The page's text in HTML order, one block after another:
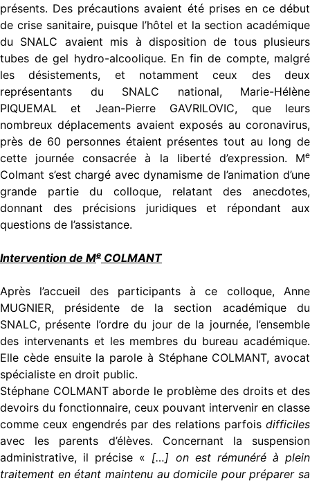
présents. Des précautions avaient été prises en ce début
de crise sanitaire, puisque l’hôtel et la section académique
du SNALC avaient mis à disposition de tous plusieurs
tubes de gel hydro-alcoolique. En fin de compte, malgré
les désistements, et notamment ceux des deux
représentants du SNALC national, Marie-Hélène
PIQUEMAL et Jean-Pierre GAVRILOVIC, que leurs
nombreux déplacements avaient exposés au coronavirus,
près de 60 personnes étaient présentes tout au long de
cette journée consacrée à la liberté d’expression. Me
Colmant s’est chargé avec dynamisme de l’animation d’une
grande partie du colloque, relatant des anecdotes,
donnant des précisions juridiques et répondant aux
questions de l’assistance.
Intervention de Me COLMANT
Après l’accueil des participants à ce colloque, Anne
MUGNIER, présidente de la section académique du
SNALC, présente l’ordre du jour de la journée, l’ensemble
des intervenants et les membres du bureau académique.
Elle cède ensuite la parole à Stéphane COLMANT, avocat
spécialiste en droit public.
Stéphane COLMANT aborde le problème des droits et des
devoirs du fonctionnaire, ceux pouvant intervenir en classe
comme ceux engendrés par des relations parfois difficiles
avec les parents d’élèves. Concernant la suspension
administrative, il précise « […] on est rémunéré à plein
traitement en étant maintenu au domicile pour préparer sa